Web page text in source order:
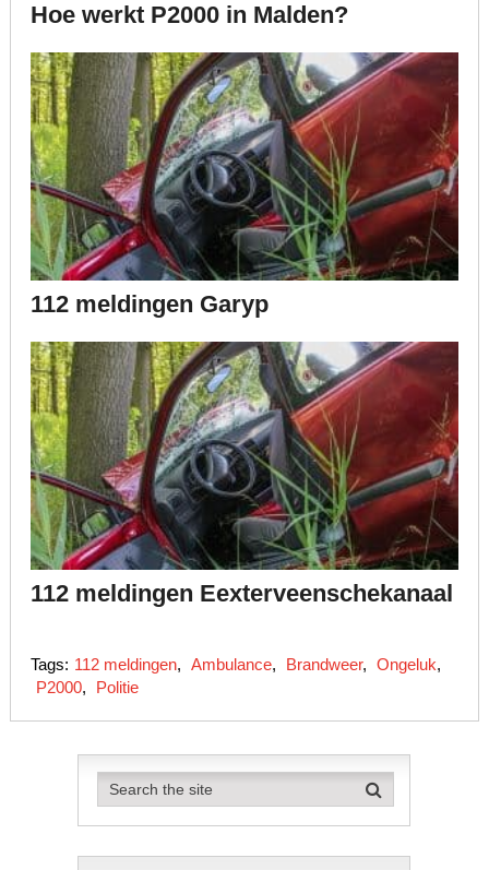
Hoe werkt P2000 in Malden?
112 meldingen Garyp
112 meldingen Eexterveenschekanaal
Tags: 112 meldingen, Ambulance, Brandweer, Ongeluk,
P2000, Politie